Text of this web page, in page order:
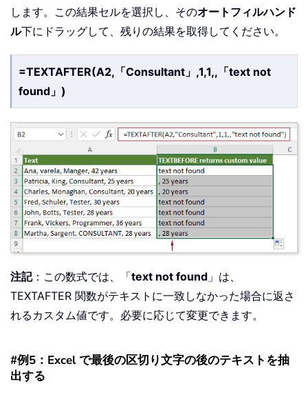
します。この結果セルを選択し、そのオートフィルハンド
ル下にドラッグして、残りの結果を取得してください。
=TEXTAFTER(A2,「Consultant」,1,1,,「text not
found」)
注記：この数式では、「text not found 」は、
TEXTAFTER 関数がテキストに一致しなかった場合に返さ
れるカスタム値です。必要に応じて変更できます。
#例5：Excel で最後の区切り文字の後のテキストを抽
出する